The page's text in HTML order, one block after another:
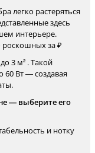
легко растеряться
здесь
интерьере.
за ₽
3 м² . Такой
60 Вт — создавая
— выберите его
и нотку